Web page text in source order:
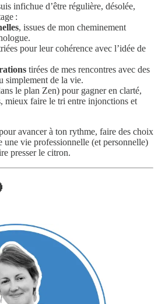
infichue d’être régulière, désolée,
:
, issues de mon cheminement
pour leur cohérence avec l’idée de
tirées de mes rencontres avec des
simplement de la vie.
le plan Zen) pour gagner en clarté,
mieux faire le tri entre injonctions et
avancer à ton rythme, faire des choix
une vie professionnelle (et personnelle)
presser le citron.